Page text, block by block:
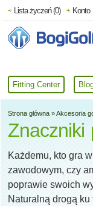
Fitting Center
Lista życzeń (0) Konto
Strona główna »Akcesoria
Znaczniki
Każdemu, kto gra
zawodowym, czy
poprawie swoich
Naturalną drogą